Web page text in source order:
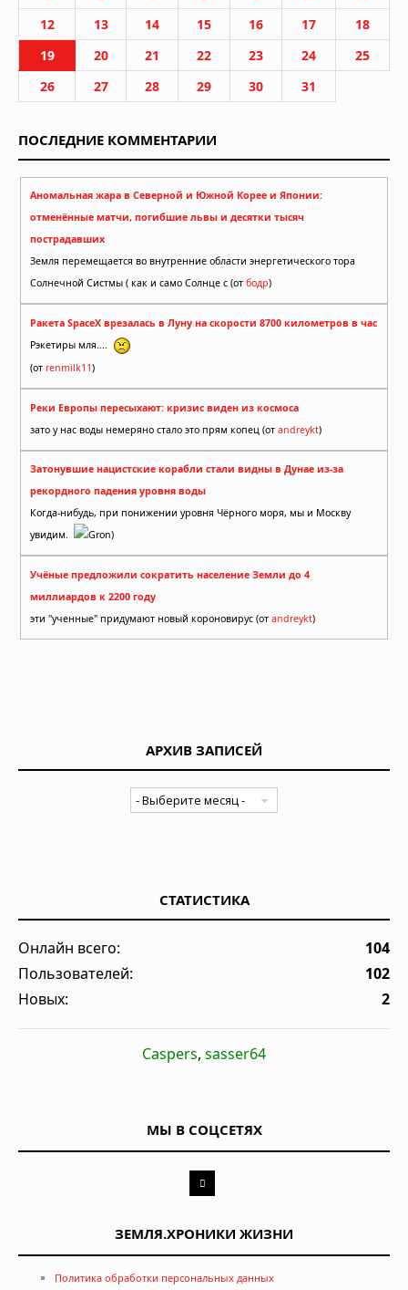
12
13 14 15 16 17
18
19
20 21 22 23 24
25
26
27 28 29 30 31
ПОСЛЕДНИЕ КОММЕНТАРИИ
Аномальная жара в Северной и Южной Корее и Японии:
отменённые матчи, погибшие львы и десятки тысяч
пострадавших
Земля перемещается во внутренние области энергетического тора
Солнечной Систмы ( как и само Солнце с (от бодр)
Ракета SpaceX врезалась в Луну на скорости 8700 километров в час
Рэкетиры мля....
(от renmilk11)
Реки Европы пересыхают: кризис виден из космоса
зато у нас воды немеряно стало это прям копец (от andreykt)
Затонувшие нацистские корабли стали видны в Дунае из-за
рекордного падения уровня воды
Когда-нибудь, при понижении уровня Чёрного моря, мы и Москву
увидим.
Gron)
Учёные предложили сократить население Земли до 4
миллиардов к 2200 году
эти "ученные" придумают новый короновирус (от andreykt)
АРХИВ ЗАПИСЕЙ
СТАТИСТИКА
Онлайн всего:
104
Пользователей:
102
Новых:
2
Caspers, sasser64
МЫ В СОЦСЕТЯХ
ЗЕМЛЯ.ХРОНИКИ ЖИЗНИ
Политика обработки персональных данных